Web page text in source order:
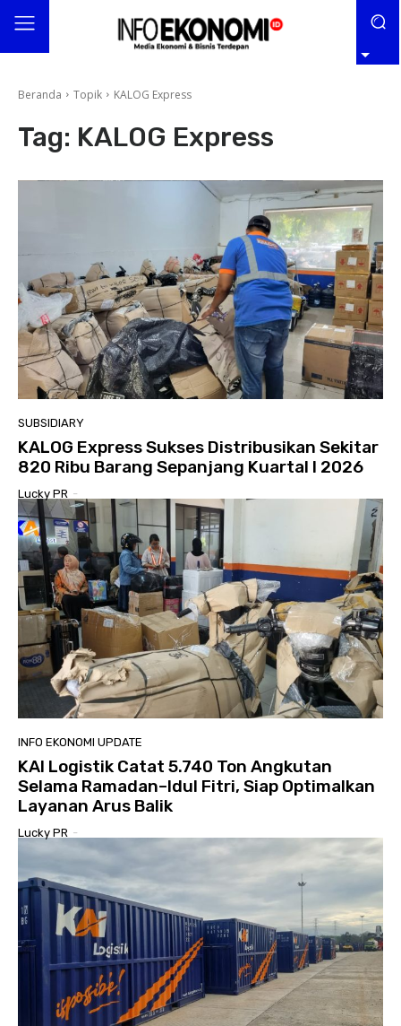
Beranda Topik KALOG Express
Tag: KALOG Express
SUBSIDIARY
KALOG Express Sukses Distribusikan Sekitar
820 Ribu Barang Sepanjang Kuartal I 2026
Lucky PR -
INFO EKONOMI UPDATE
KAI Logistik Catat 5.740 Ton Angkutan
Selama Ramadan–Idul Fitri, Siap Optimalkan
Layanan Arus Balik
Lucky PR -